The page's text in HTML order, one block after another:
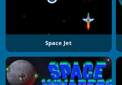
Space Jet